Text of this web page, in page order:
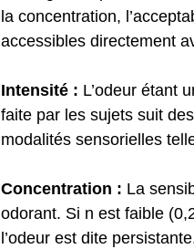
la concentration,
accessibles directement
Intensité : L’odeur étant
faite par les sujets suit
modalités sensorielles
Concentration : La
odorant. Si n est faible
l’odeur est dite